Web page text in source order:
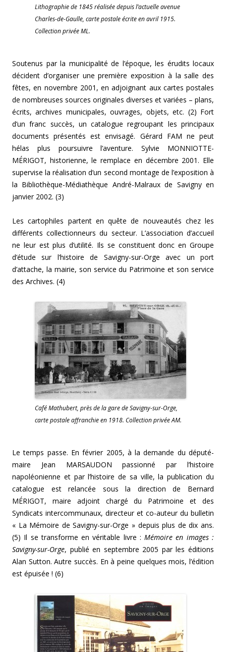
Lithographie de 1845 réalisée depuis l’actuelle avenue
Charles-de-Gaulle, carte postale écrite en avril 1915.
Collection privée ML.
Soutenus par la municipalité de l’époque, les érudits locaux
décident d’organiser une première exposition à la salle des
fêtes, en novembre 2001, en adjoignant aux cartes postales
de nombreuses sources originales diverses et variées – plans,
écrits, archives municipales, ouvrages, objets, etc. (2) Fort
d’un franc succès, un catalogue regroupant les principaux
documents présentés est envisagé. Gérard FAM ne peut
hélas plus poursuivre l’aventure. Sylvie MONNIOTTE-
MÉRIGOT, historienne, le remplace en décembre 2001. Elle
supervise la réalisation d’un second montage de l’exposition à
la Bibliothèque-Médiathèque André-Malraux de Savigny en
janvier 2002. (3)
Les cartophiles partent en quête de nouveautés chez les
différents collectionneurs du secteur. L’association d’accueil
ne leur est plus d’utilité. Ils se constituent donc en Groupe
d’étude sur l’histoire de Savigny-sur-Orge avec un port
d’attache, la mairie, son service du Patrimoine et son service
des Archives. (4)
Café Mathubert, près de la gare de Savigny-sur-Orge,
carte postale affranchie en 1918. Collection privée AM.
Le temps passe. En février 2005, à la demande du député-
maire Jean MARSAUDON passionné par l’histoire
napoléonienne et par l’histoire de sa ville, la publication du
catalogue est relancée sous la direction de Bernard
MÉRIGOT, maire adjoint chargé du Patrimoine et des
Syndicats intercommunaux, directeur et co-auteur du bulletin
« La Mémoire de Savigny-sur-Orge » depuis plus de dix ans.
(5) Il se transforme en véritable livre :Mémoire en images :
Savigny-sur-Orge, publié en septembre 2005 par les éditions
Alan Sutton. Autre succès. En à peine quelques mois, l’édition
est épuisée ! (6)